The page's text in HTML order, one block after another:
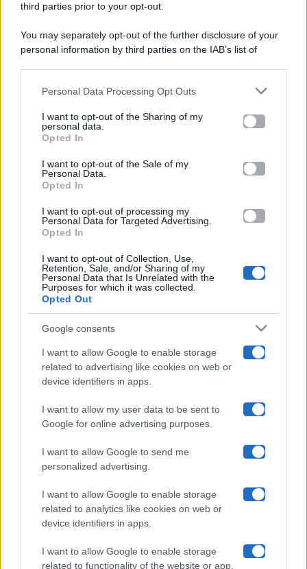
third parties prior to your opt-out.
You may separately opt-out of the further disclosure of your
personal information by third parties on the IAB’s list of
This information may also be disclosed by us to third parties
disclose it to other third parties.
Please note that this website/app uses one or more Google
services and may gather and store information including but
not limited to your visit or usage behaviour. You may click to
grant or deny consent to Google and its third-party tags to
consent section.
Personal Data Processing Opt Outs
I want to opt-out of the Sharing of my
personal data.
Opted In
I want to opt-out of the Sale of my
Personal Data.
Opted In
I want to opt-out of processing my
Personal Data for Targeted Advertising.
Opted In
I want to opt-out of Collection, Use,
Retention, Sale, and/or Sharing of my
Personal Data that Is Unrelated with the
Purposes for which it was collected.
Opted Out
Google consents
I want to allow Google to enable storage
related to advertising like cookies on web or
device identifiers in apps.
I want to allow my user data to be sent to
Google for online advertising purposes.
I want to allow Google to send me
personalized advertising.
I want to allow Google to enable storage
related to analytics like cookies on web or
device identifiers in apps.
I want to allow Google to enable storage
related to functionality of the website or app.
P.Iva 10909580960
Categorie
Gossip
Televisione
Programmi TV
Amici
Ballando Con Le Stelle
Grande Fratello
Isola Dei Famosi
Uomini E Donne
Maste S.r.l.
Chi siamo
Collabora con noi
Contatti
Privacy Policy